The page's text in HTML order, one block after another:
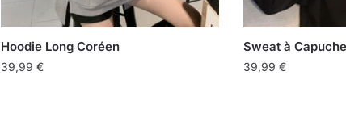
Hoodie Long Coréen
39,99 €
Sweat à
39,99 €